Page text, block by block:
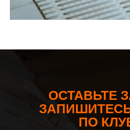
ОСТАВЬТЕ
ПО